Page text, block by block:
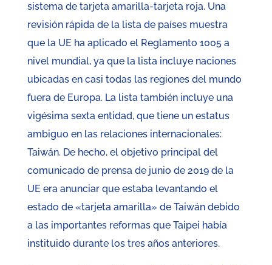
sistema de tarjeta amarilla-tarjeta roja. Una
revisión rápida de la lista de países muestra
que la UE ha aplicado el Reglamento 1005 a
nivel mundial, ya que la lista incluye naciones
ubicadas en casi todas las regiones del mundo
fuera de Europa. La lista también incluye una
vigésima sexta entidad, que tiene un estatus
ambiguo en las relaciones internacionales:
Taiwán. De hecho, el objetivo principal del
comunicado de prensa de junio de 2019 de la
UE era anunciar que estaba levantando el
estado de «tarjeta amarilla» de Taiwán debido
a las importantes reformas que Taipei había
instituido durante los tres años anteriores.